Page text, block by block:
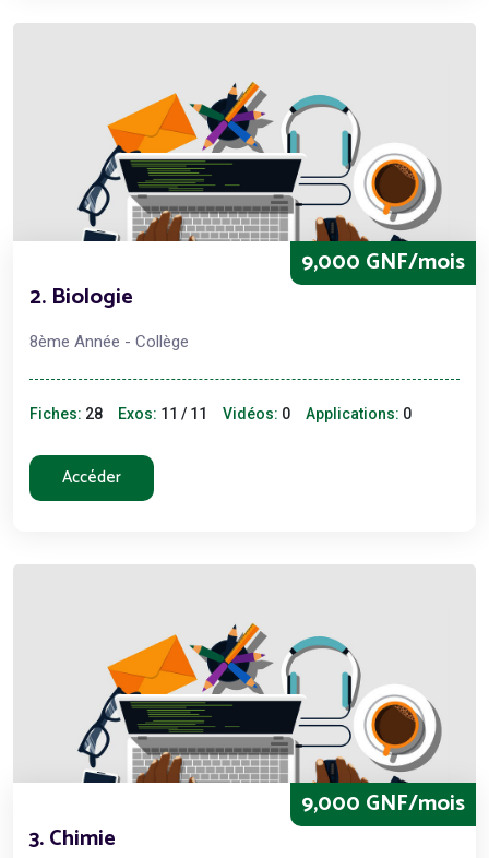
9,000 GNF/mois
2. Biologie
8ème Année - Collège
Fiches: 28 Exos: 11 / 11 Vidéos: 0 Applications: 0
Accéder
9,000 GNF/mois
3. Chimie